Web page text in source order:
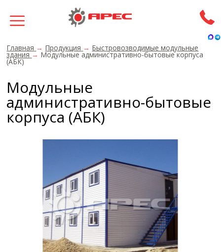
Главная → Продукция → Быстровозводимые модульные
здания → Модульные административно-бытовые корпуса
(АБК)
Модульные
административно-бытовые
корпуса (АБК)